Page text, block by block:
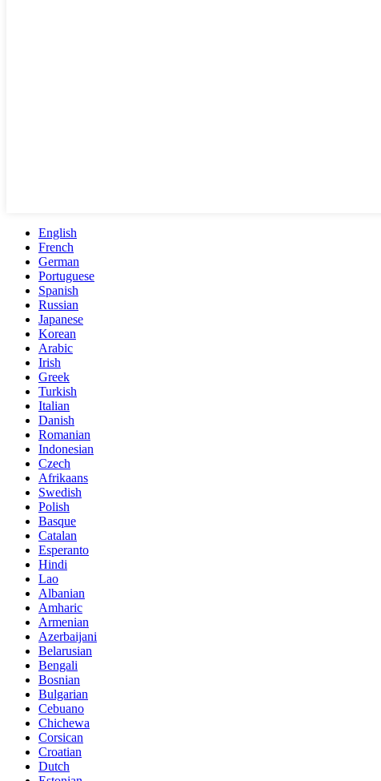
English
French
German
Portuguese
Spanish
Russian
Japanese
Korean
Arabic
Irish
Greek
Turkish
Italian
Danish
Romanian
Indonesian
Czech
Afrikaans
Swedish
Polish
Basque
Catalan
Esperanto
Hindi
Lao
Albanian
Amharic
Armenian
Azerbaijani
Belarusian
Bengali
Bosnian
Bulgarian
Cebuano
Chichewa
Corsican
Croatian
Dutch